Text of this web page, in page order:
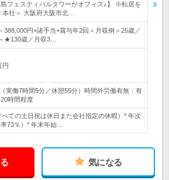
島フェスティバルタワーがオフィス♪】 ※転居を
本社＞ 大阪府大阪市北…
388,000円+諸手当+賞与年2回＜月収例＞25歳／
★130歳／月収3…
円
実働7時間5分／休憩55分）時間外労働有無：有
時間程度
ての土日祝は休日また会社指定の休暇）* 年次
73％）* 年末年始…
気になる